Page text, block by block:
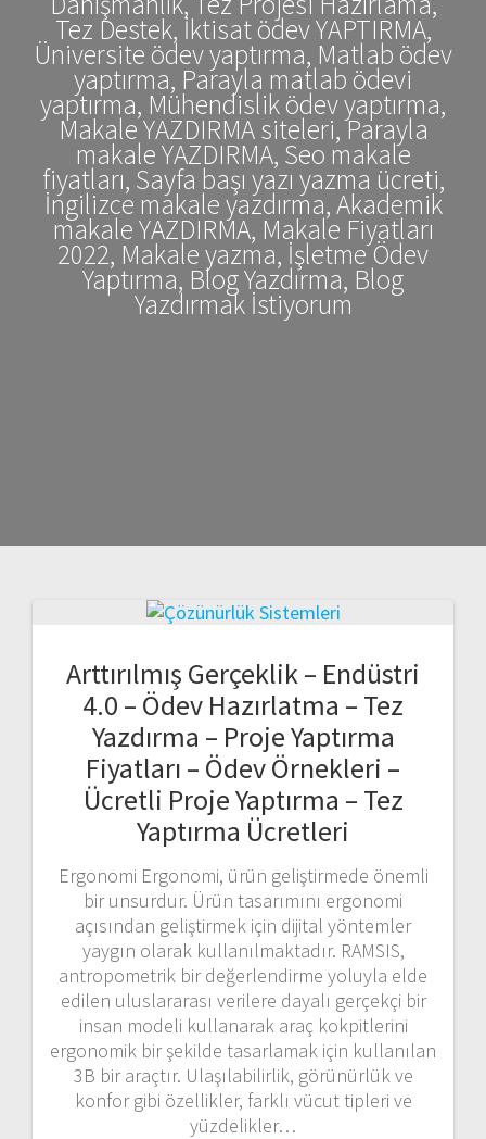
Tez Destek, İktisat ödev YAPTIRMA,
Üniversite ödev yaptırma, Matlab ödev
yaptırma, Parayla matlab ödevi
yaptırma, Mühendislik ödev yaptırma,
Makale YAZDIRMA siteleri, Parayla
makale YAZDIRMA, Seo makale
fiyatları, Sayfa başı yazı yazma ücreti,
İngilizce makale yazdırma, Akademik
makale YAZDIRMA, Makale Fiyatları
2022, Makale yazma, İşletme Ödev
Yaptırma, Blog Yazdırma, Blog
Yazdırmak İstiyorum
Arttırılmış Gerçeklik – Endüstri
4.0 – Ödev Hazırlatma – Tez
Yazdırma – Proje Yaptırma
Fiyatları – Ödev Örnekleri –
Ücretli Proje Yaptırma – Tez
Yaptırma Ücretleri
Ergonomi Ergonomi, ürün geliştirmede önemli
bir unsurdur. Ürün tasarımını ergonomi
açısından geliştirmek için dijital yöntemler
yaygın olarak kullanılmaktadır. RAMSIS,
antropometrik bir değerlendirme yoluyla elde
edilen uluslararası verilere dayalı gerçekçi bir
insan modeli kullanarak araç kokpitlerini
ergonomik bir şekilde tasarlamak için kullanılan
3B bir araçtır. Ulaşılabilirlik, görünürlük ve
konfor gibi özellikler, farklı vücut tipleri ve
yüzdelikler…